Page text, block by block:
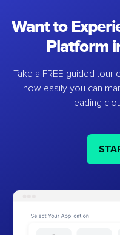
Want to
Platform
Take a FREE guided
how easily you can
leading